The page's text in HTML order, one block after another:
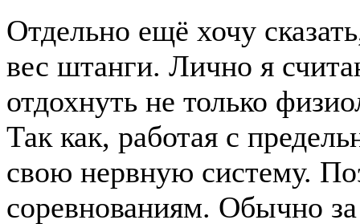
Отдельно ещё хочу
вес штанги. Лично я
отдохнуть не только
Так как, работая с
свою нервную систему.
соревнованиям. Обычно